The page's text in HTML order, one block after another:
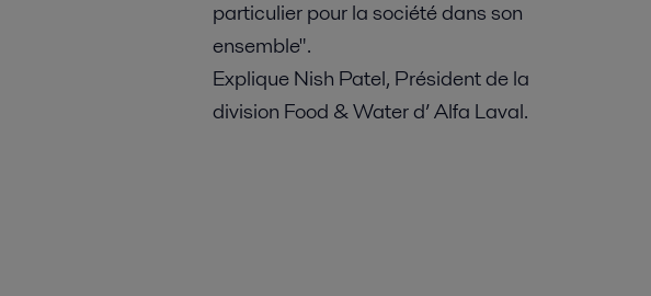
particulier pour la société dans son
ensemble".
ExpliqueNish Patel, Présidentde la
division Food & Waterd’Alfa Laval.